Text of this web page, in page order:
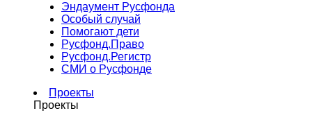
Эндаумент Русфонда
Особый случай
Помогают дети
Русфонд.Право
Русфонд.Регистр
СМИ о Русфонде
Проекты
Проекты